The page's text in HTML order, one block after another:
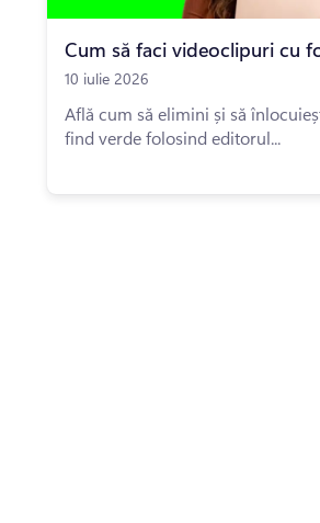
Cum să faci videoclipuri cu
10 iulie 2026
Află cum să elimini și să
find verde folosind editorul...